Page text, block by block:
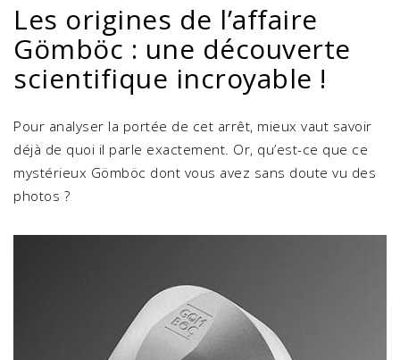
Les origines de l’affaire
Gömböc : une découverte
scientifique incroyable !
Pour analyser la portée de cet arrêt, mieux vaut savoir
déjà de quoi il parle exactement. Or, qu’est-ce que ce
mystérieux Gömböc dont vous avez sans doute vu des
photos ?